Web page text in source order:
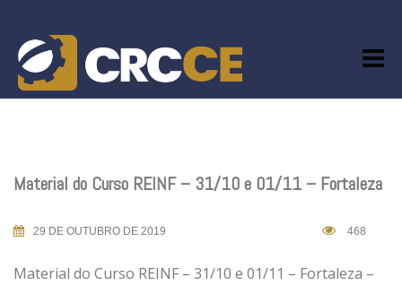
content
Material do Curso REINF – 31/10 e 01/11 – Fortaleza
29 DE OUTUBRO DE 2019 468
Material do Curso REINF – 31/10 e 01/11 – Fortaleza –